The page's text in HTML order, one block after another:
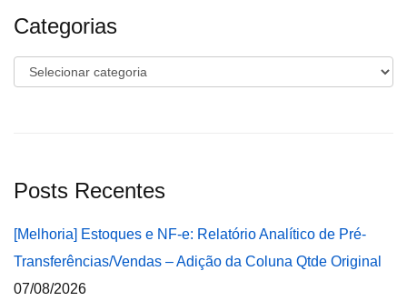
Categorias
Categorias
Posts Recentes
[Melhoria] Estoques e NF-e: Relatório Analítico de Pré-
Transferências/Vendas – Adição da Coluna Qtde Original
07/08/2026